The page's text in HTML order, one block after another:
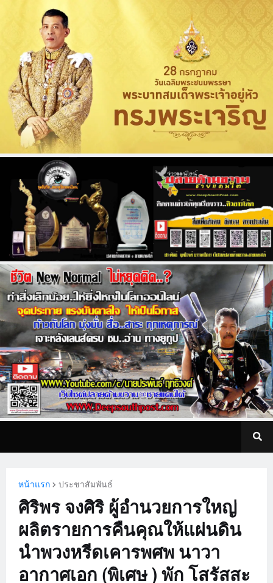
หน้าแรก ประชาสัมพันธ์
ศิริพร จงศิริ ผู้อำนวยการใหญ่
ผลิตรายการคืนคุณให้แผ่นดิน
นำพวงหรีดเคารพศพ นาวา
อากาศเอก (พิเศษ ) พัก โสรัสสะ